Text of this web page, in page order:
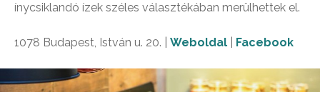
ínycsiklandó ízek széles választékában merülhettek el.
1078 Budapest, István u. 20. | Weboldal Facebook